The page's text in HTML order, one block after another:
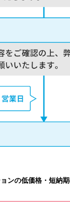
ンの低価格・短納